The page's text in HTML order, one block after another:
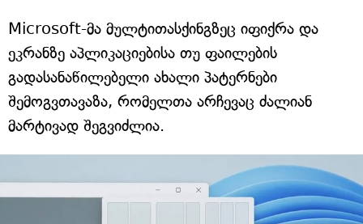
Microsoft-მა მულტითასქინგზეც იფიქრა და
ეკრანზე აპლიკაციებისა თუ ფაილების
გადასანაწილებელი ახალი პატერნები
შემოგვთავაზა, რომელთა არჩევაც ძალიან
მარტივად შეგვიძლია.